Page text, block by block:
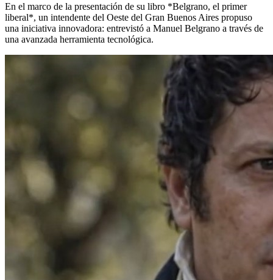
En el marco de la presentación de su libro *Belgrano, el primer
liberal*, un intendente del Oeste del Gran Buenos Aires propuso
una iniciativa innovadora: entrevistó a Manuel Belgrano a través de
una avanzada herramienta tecnológica.